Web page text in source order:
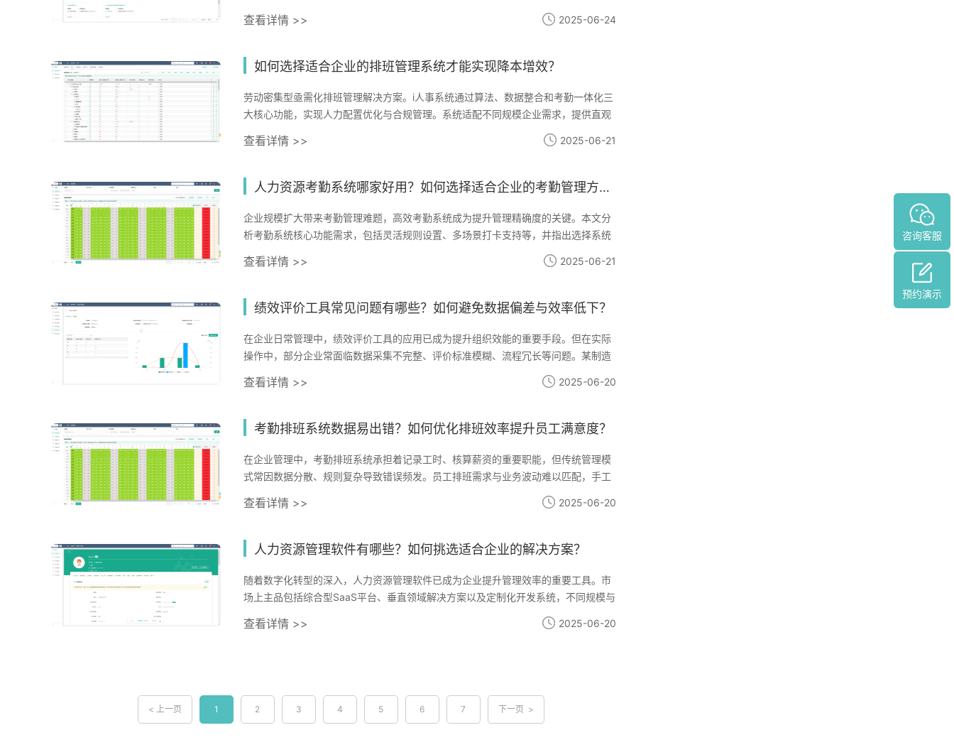
关注过程价值来避免。数据驱动是OKR落地的关键，数字化工具如i人事系统能提供目
标对齐、进度追踪和分析功能。OKR应与日常管理结合，避免与绩效考核脱节，其长
力，数字化工具可降低执行难度，但管理层投入至关重要。
查看详情 >> 2025-06-24
如何选择适合企业的排班管理系统才能实现降本增效？
劳动密集型亟需化排班管理解决方案。i人事系统通过算法、数据整合和考勤一体化三
大核心功能，实现人力配置优化与合规管理。系统适配不同规模企业需求，提供直观
操作界面和员工自助平台，显著降低管理负担。在数据安全方面采用银行级加密技
术，并内置劳动法合规校验功能。案例显示，使用i人事的企业排班效率提升80%，人
现从经验驱动到数据驱动的管理升级。
查看详情 >> 2025-06-21
人力资源考勤系统哪家好用？如何选择适合企业的考勤管理方案？
企业规模扩大带来考勤管理难题，高效考勤系统成为提升管理精确度的关键。本文分
析考勤系统核心功能需求，包括灵活规则设置、多场景打卡支持等，并指出选择系统
的四大标准：兼容性、数据安全、移动端服务和适配性。重点介绍i人事系统的差异化
优势，如排班、多维度数据采集等功能，以及实际应用案例展示其如何解决连锁企业
指出未来考勤系统将向化、化方向发展，成为企业战略决策支持平台。
查看详情 >> 2025-06-21
绩效评价工具常见问题有哪些？如何避免数据偏差与效率低下？
在企业日常管理中，绩效评价工具的应用已成为提升组织效能的重要手段。但在实际
操作中，部分企业常面临数据采集不完整、评价标准模糊、流程冗长等问题。某制造
企业曾因手工统计考勤数据导致薪酬计算误差率达12%，而连锁零售企业因缺乏实时
反馈机制，年度绩效评估周期长达两个月。这些现象暴露出传统管理方式的局限性，
用误区数据采集环节的疏漏往往成为偏差源头。某物流企业使用三套独立系统分别处
计方面，过度追求量化导致关键质量指标缺失的情况屡见不鲜，如某互联网公司将代
码提交次数作为核心考核标准，反而影响代码质量。规避数据偏差的三大核心策略建
指标调整：根据业务周期特点设置弹性权重分配引入第三方数据源：整合客户满意度
项目管理系统数据交叉验证，某客户使用后数据核对时间缩短82%。系统内置的指标
库支持按岗位类型快速匹配考核模板，同时允许管理者根据实际情况调整指标权重。
提升评价效率的数字化转型路径传统纸质流程向数字化迁移过程中，移动端应用的价
值日益凸显。某连锁餐饮企业通过移动端实时收集门店运营数据，将绩效反馈周期从
常规工作耗时降低90%，使HR团队能更专注于战略规划工作。持续优化评价体系的关
标达成进度，为管理层决策提供即时参考。 在数字化转型浪潮中，绩效管理工具正从
简单的记录工具进化为战略决策支持系统。选择适配业务特性的平台时，应重点考察
查看详情 >> 2025-06-20
考勤排班系统数据易出错？如何优化排班效率提升员工满意度？
在企业管理中，考勤排班系统承担着记录工时、核算薪资的重要职能，但传统管理模
式常因数据分散、规则复杂导致错误频发。员工排班需求与业务波动难以匹配，手工
调班效率低下，异常情况处理滞后等问题，不仅增加HR工作量，更易引发员工对公平
性和透明度的质疑。如何通过技术手段实现排班精确化、流程自动化，成为提升管理
用，容易造成数据重复或遗漏。跨区域门店使用不同品牌考勤机时，数据格式差异导
信息传递延迟，终影响薪资核算准确性。某连锁零售企业曾因节假日排班版本混乱，
导致200多名员工工时统计错误，引发集体投诉。二、化排班系统的核心价值现代HR
打卡，自动过滤无效数据；其次，预设排班规则库，根据门店客流量、员工技能等要
端数据自动同步，消除信息孤岛排班算法平衡人力成本与服务质量移动端异常处理提
升响应速度三、提升员工满意度的实践路径将排班自主权适度下放是重要突破口。系
查看详情 >> 2025-06-20
人力资源管理软件有哪些？如何挑选适合企业的解决方案？
随着数字化转型的深入，人力资源管理软件已成为企业提升管理效率的重要工具。市
场上主品包括综合型SaaS平台、垂直领域解决方案以及定制化开发系统，不同规模与
的企业需根据组织特性选择适配工具。的软件不仅能实现考勤、薪酬等基础功能自动
化，更能通过数据分析为人才战略提供支撑。企业在选型时需重点关注系统灵活性、
模块深度开发，适合特定需求场景定制化开发系统：根据企业特殊流程定制，成本较
高但适配性强以i人事为代表的SaaS平台近年快速发展，其支持多法律实体管理、排
查看详情 >> 2025-06-20
< 上一页 1 2 3 4 5 6 7 下一页 >
咨询客服
预约演示